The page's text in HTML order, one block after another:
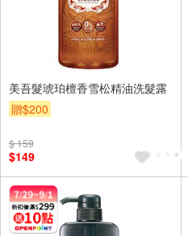
美吾髮琥珀檀香雪松精油洗髮露
贈$200
$ 159
$149